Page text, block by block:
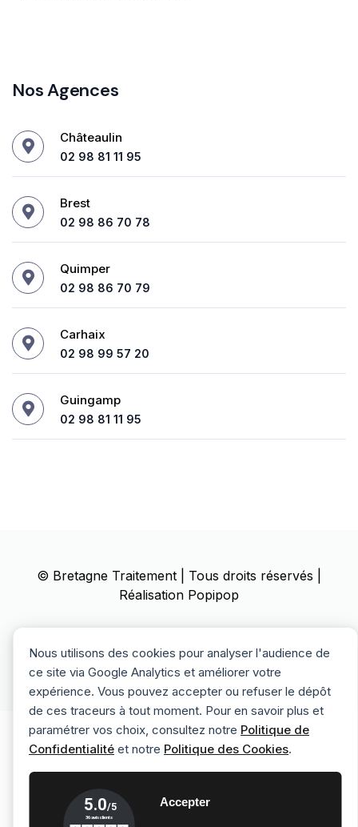
Nous utilisons des cookies pour analyser l'audience de
ce site via Google Analytics et améliorer votre
expérience. Vous pouvez accepter ou refuser le dépôt
de ces traceurs à tout moment. Pour en savoir plus et
paramétrer vos choix, consultez notre Politique de
Confidentialité et notre Politique des Cookies.
Accepter
Nos Agences
Châteaulin
02 98 81 11 95
Brest
02 98 86 70 78
Quimper
02 98 86 70 79
Carhaix
02 98 99 57 20
Guingamp
02 98 81 11 95
© Bretagne Traitement | Tous droits réservés |
Réalisation Popipop
Politique des cookies